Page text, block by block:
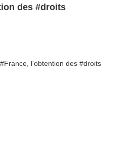
des #droits